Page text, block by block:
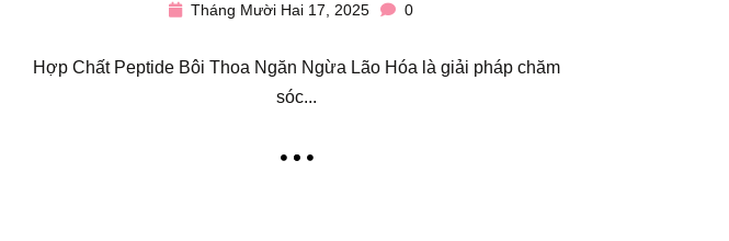
Tháng Mười Hai 17, 2025 0
Hợp Chất Peptide Bôi Thoa Ngăn Ngừa Lão Hóa là giải pháp chăm
sóc...